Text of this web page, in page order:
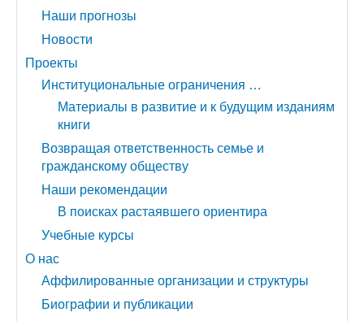
Наши прогнозы
Новости
Проекты
Институциональные ограничения …
Материалы в развитие и к будущим изданиям
книги
Возвращая ответственность семье и
гражданскому обществу
Наши рекомендации
В поисках растаявшего ориентира
Учебные курсы
О нас
Аффилированные организации и структуры
Биографии и публикации